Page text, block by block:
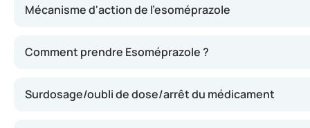
Mécanisme d'action de l’esoméprazole
L’esoméprazole diminue la production d’acide
Comment prendre Esoméprazole ?
Surdosage/oubli de dose/arrêt du médicament